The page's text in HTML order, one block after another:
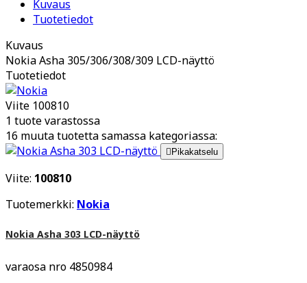
Kuvaus
Tuotetiedot
Kuvaus
Nokia Asha 305/306/308/309 LCD-näyttö
Tuotetiedot
Viite 100810
1 tuote varastossa
16 muuta tuotetta samassa kategoriassa:
Pikakatselu
Viite: 100810
Tuotemerkki: Nokia
Nokia Asha 303 LCD-näyttö
varaosa nro 4850984